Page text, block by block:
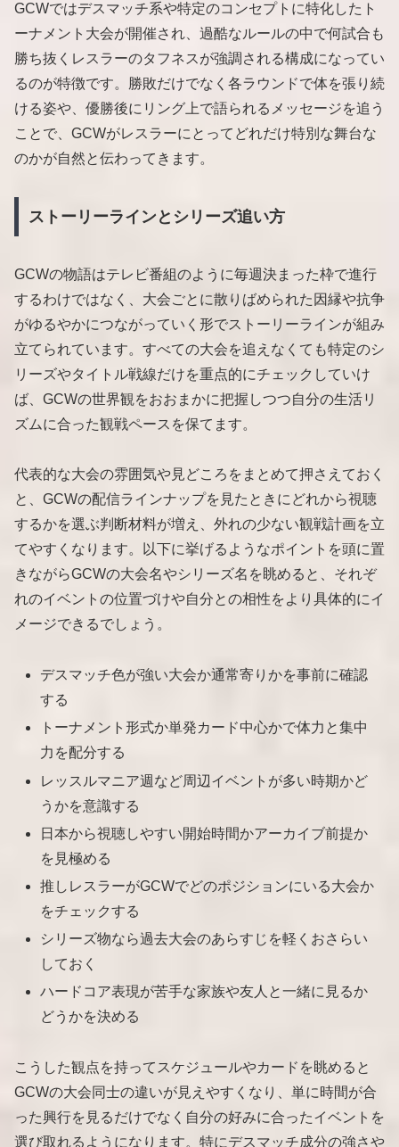
GCWではデスマッチ系や特定のコンセプトに特化したト
ーナメント大会が開催され、過酷なルールの中で何試合も
勝ち抜くレスラーのタフネスが強調される構成になってい
るのが特徴です。勝敗だけでなく各ラウンドで体を張り続
ける姿や、優勝後にリング上で語られるメッセージを追う
ことで、GCWがレスラーにとってどれだけ特別な舞台な
のかが自然と伝わってきます。
ストーリーラインとシリーズ追い方
GCWの物語はテレビ番組のように毎週決まった枠で進行
するわけではなく、大会ごとに散りばめられた因縁や抗争
がゆるやかにつながっていく形でストーリーラインが組み
立てられています。すべての大会を追えなくても特定のシ
リーズやタイトル戦線だけを重点的にチェックしていけ
ば、GCWの世界観をおおまかに把握しつつ自分の生活リ
ズムに合った観戦ペースを保てます。
代表的な大会の雰囲気や見どころをまとめて押さえておく
と、GCWの配信ラインナップを見たときにどれから視聴
するかを選ぶ判断材料が増え、外れの少ない観戦計画を立
てやすくなります。以下に挙げるようなポイントを頭に置
きながらGCWの大会名やシリーズ名を眺めると、それぞ
れのイベントの位置づけや自分との相性をより具体的にイ
メージできるでしょう。
デスマッチ色が強い大会か通常寄りかを事前に確認
する
トーナメント形式か単発カード中心かで体力と集中
力を配分する
レッスルマニア週など周辺イベントが多い時期かど
うかを意識する
日本から視聴しやすい開始時間かアーカイブ前提か
を見極める
推しレスラーがGCWでどのポジションにいる大会か
をチェックする
シリーズ物なら過去大会のあらすじを軽くおさらい
しておく
ハードコア表現が苦手な家族や友人と一緒に見るか
どうかを決める
こうした観点を持ってスケジュールやカードを眺めると
GCWの大会同士の違いが見えやすくなり、単に時間が合
った興行を見るだけでなく自分の好みに合ったイベントを
選び取れるようになります。特にデスマッチ成分の強さや